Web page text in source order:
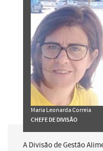
Maria Leonarda Correia
CHEFE DE DIVISÃO
A Divisão de Gestão